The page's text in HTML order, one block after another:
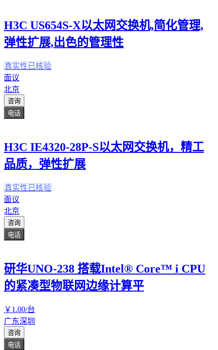
H3C US654S-X以太网交换机,简化管理,
弹性扩展,出色的管理性
真实性已核验
面议
北京
咨询
电话
H3C IE4320-28P-S以太网交换机，精工
品质，弹性扩展
真实性已核验
面议
北京
咨询
电话
研华UNO-238 搭载Intel® Core™ i CPU
的紧凑型物联网边缘计算平
￥ 1 .00/台
广东深圳
咨询
电话